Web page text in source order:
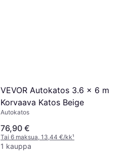
VEVOR Autokatos 3.6 x 6 m
Korvaava Katos Beige
Autokatos
76,90 €
Tai 6 maksua, 13,44 €/kk¹
1 kauppa